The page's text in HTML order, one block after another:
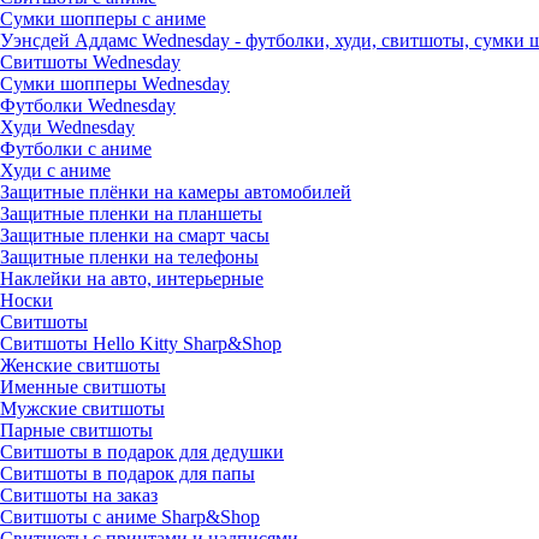
Сумки шопперы с аниме
Уэнсдей Аддамс Wednesday - футболки, худи, свитшоты, сумки
Свитшоты Wednesday
Сумки шопперы Wednesday
Футболки Wednesday
Худи Wednesday
Футболки с аниме
Худи с аниме
Защитные плёнки на камеры автомобилей
Защитные пленки на планшеты
Защитные пленки на смарт часы
Защитные пленки на телефоны
Наклейки на авто, интерьерные
Носки
Свитшоты
Cвитшоты Hello Kitty Sharp&Shop
Женские свитшоты
Именные свитшоты
Мужские свитшоты
Парные свитшоты
Свитшоты в подарок для дедушки
Свитшоты в подарок для папы
Свитшоты на заказ
Свитшоты с аниме Sharp&Shop